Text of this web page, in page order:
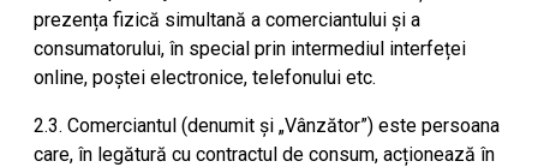
prezența fizică simultană a comerciantului și a
consumatorului, în special prin intermediul interfeței
online, poștei electronice, telefonului etc.
2.3. Comerciantul (denumit și „Vânzător”) este persoana
care, în legătură cu contractul de consum, acționează în